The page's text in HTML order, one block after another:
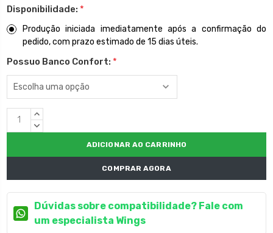
Disponibilidade: *
Produção iniciada imediatamente após a confirmação do
pedido, com prazo estimado de 15 dias úteis.
Possuo Banco Confort: *
EstoqueQUANTIDADE
CRESCENTE:
QUANTIDADE
COMPRAR AGORA
Dúvidas sobre compatibilidade? Fale com
um especialista Wings